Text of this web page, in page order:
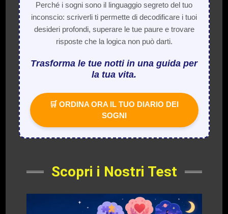
Perché i sogni sono il linguaggio segreto del tuo
inconscio: scriverli ti permette di decodificare i tuoi
desideri profondi, superare le tue paure e trovare
risposte che la logica non può darti.
Trasforma le tue notti in una guida per
la tua vita.
🛒 ORDINA ORA IL TUO DIARIO DEI
SOGNI
Scopri i Nostri Test